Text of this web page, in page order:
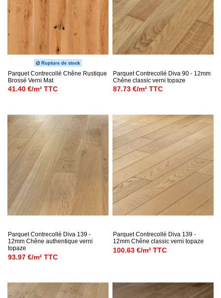
Rupture de stock
Parquet Contrecollé Chêne Rustique
Brossé Verni Mat
41.40 €/m² TTC
Parquet Contrecollé Diva 90 - 12mm
Chêne classic verni topaze
87.73 €/m² TTC
Parquet Contrecollé Diva 139 -
12mm Chêne authentique verni
topaze
93.97 €/m² TTC
Parquet Contrecollé Diva 139 -
12mm Chêne classic verni topaze
100.63 €/m² TTC